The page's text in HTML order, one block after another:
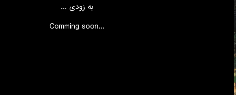
به زودی ...
...Comming soon